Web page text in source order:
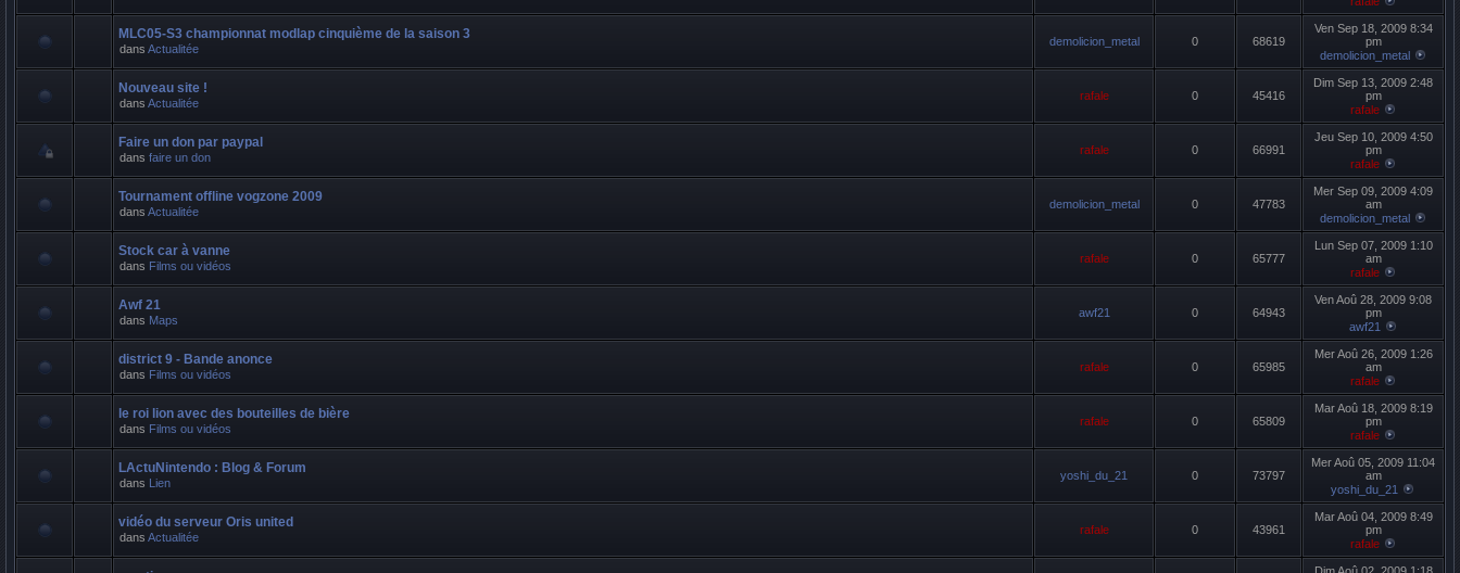
MLC05-S3 championnat modlap cinquième de la saison 3
dans Actualitée
demolicion_metal 0 68619
Ven Sep 18, 2009 8:34
pm
demolicion_metal
Nouveau site !
dans Actualitée
rafale 0 45416
Dim Sep 13, 2009 2:48
pm
rafale
Faire un don par paypal
dans faire un don
rafale 0 66991
Jeu Sep 10, 2009 4:50
pm
rafale
Tournament offline vogzone 2009
dans Actualitée
demolicion_metal 0 47783
Mer Sep 09, 2009 4:09
am
demolicion_metal
Stock car à vanne
dans Films ou vidéos
rafale 0 65777
Lun Sep 07, 2009 1:10
am
rafale
Awf 21
dans Maps
awf21 0 64943
Ven Aoû 28, 2009 9:08
pm
awf21
district 9 - Bande anonce
dans Films ou vidéos
rafale 0 65985
Mer Aoû 26, 2009 1:26
am
rafale
le roi lion avec des bouteilles de bière
dans Films ou vidéos
rafale 0 65809
Mar Aoû 18, 2009 8:19
pm
rafale
LActuNintendo : Blog & Forum
dans Lien
yoshi_du_21 0 73797
Mer Aoû 05, 2009 11:04
am
yoshi_du_21
vidéo du serveur Oris united
dans Actualitée
rafale 0 43961
Mar Aoû 04, 2009 8:49
pm
rafale